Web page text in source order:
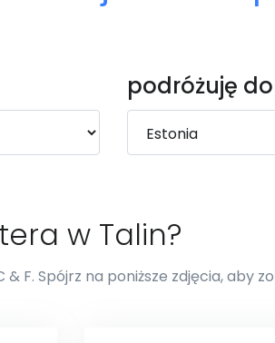
podróżuję do
w Talin?
F. Spójrz na poniższe zdjęcia, aby